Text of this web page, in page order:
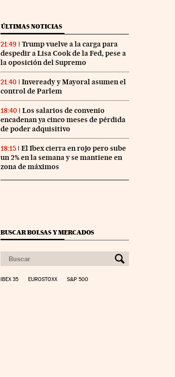
ÚLTIMAS NOTICIAS
21:49
Trump vuelve a la carga para
despedir a Lisa Cook de la Fed, pese a
la oposición del Supremo
21:40
Inveready y Mayoral asumen el
control de Parlem
18:40
Los salarios de convenio
encadenan ya cinco meses de pérdida
de poder adquisitivo
18:15
El Ibex cierra en rojo pero sube
un 2% en la semana y se mantiene en
zona de máximos
BUSCAR BOLSAS Y MERCADOS
IBEX 35 EUROSTOXX S&P 500